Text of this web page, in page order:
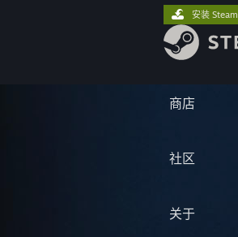
商店
社区
关于
安装 Steam